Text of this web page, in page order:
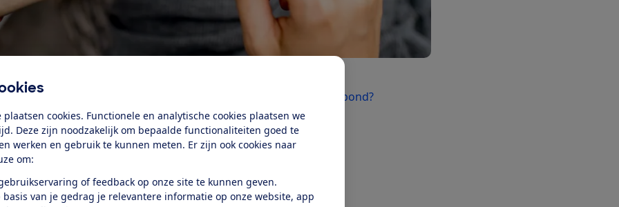
plaatsen cookies. Functionele en analytische cookies plaatsen we
Deze zijn noodzakelijk om bepaalde functionaliteiten goed te
werken en gebruik te kunnen meten. Er zijn ook cookies naar
om:
of feedback op onze site te kunnen geven.
basis van je gedrag je relevantere informatie op onze website, app
Wat doet de Consumentenbond?
Geen probleem!
account krijg je toegang tot alle nieuwsberichten en
Ook lees je achtergrondartikelen en krijg je
experts. Gratis registreren in de app kost je maar een paar
account aan.